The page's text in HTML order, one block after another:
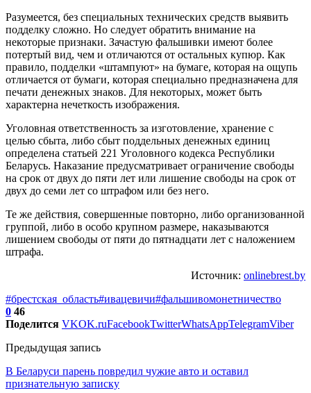
Разумеется, без специальных технических средств выявить
подделку сложно. Но следует обратить внимание на
некоторые признаки. Зачастую фальшивки имеют более
потертый вид, чем и отличаются от остальных купюр. Как
правило, подделки «штампуют» на бумаге, которая на ощупь
отличается от бумаги, которая специально предназначена для
печати денежных знаков. Для некоторых, может быть
характерна нечеткость изображения.
Уголовная ответственность за изготовление, хранение с
целью сбыта, либо сбыт поддельных денежных единиц
определена статьей 221 Уголовного кодекса Республики
Беларусь. Наказание предусматривает ограничение свободы
на срок от двух до пяти лет или лишение свободы на срок от
двух до семи лет со штрафом или без него.
Те же действия, совершенные повторно, либо организованной
группой, либо в особо крупном размере, наказываются
лишением свободы от пяти до пятнадцати лет с наложением
штрафа.
Источник: onlinebrest.by
#брестская_область#ивацевичи#фальшивомонетничество
0 46
Поделится VKOK.ruFacebookTwitterWhatsAppTelegramViber
Предыдущая запись
В Беларуси парень повредил чужие авто и оставил
признательную записку